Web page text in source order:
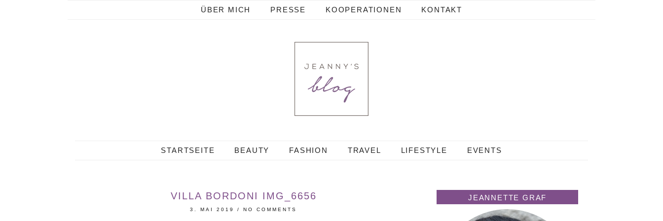
ÜBER MICH PRESSE KOOPERATIONEN KONTAKT
STARTSEITE BEAUTY FASHION TRAVEL LIFESTYLE EVENTS
VILLA BORDONI IMG_6656
3. MAI 2019 /NO COMMENTS
JEANNETTE GRAF